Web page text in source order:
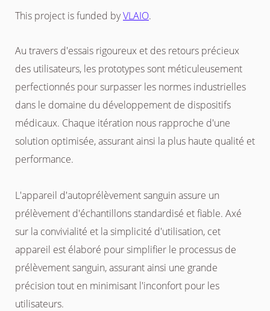
This project is funded byVLAIO.
Au travers d'essais rigoureux et des retours précieux
des utilisateurs, les prototypes sont méticuleusement
perfectionnés pour surpasser les normes industrielles
dans le domaine du développement de dispositifs
médicaux. Chaque itération nous rapproche d'une
solution optimisée, assurant ainsi la plus haute qualité et
performance.
L'appareil d'autoprélèvement sanguin assure un
prélèvement d'échantillons standardisé et fiable. Axé
sur la convivialité et la simplicité d'utilisation, cet
appareil est élaboré pour simplifier le processus de
prélèvement sanguin, assurant ainsi une grande
précision tout en minimisant l'inconfort pour les
utilisateurs.